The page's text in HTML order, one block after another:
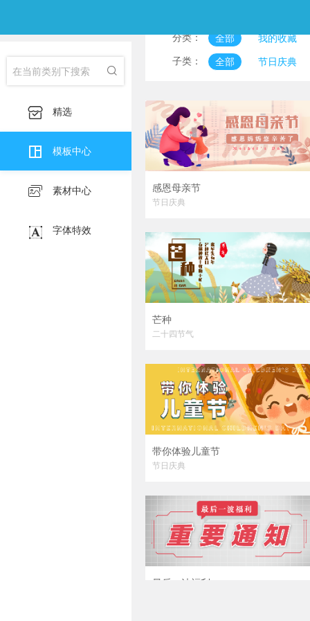

 精选
 模板中心
 素材中心
 字体特效
分类： 全部
我的收藏
淘宝主图
印刷海
子类： 全部
节日庆典
宣传海报
挂画
朋友圈邀请函
公
感恩母亲节
节日庆典
芒种
二十四节气
带你体验儿童节
节日庆典
最后一波福利